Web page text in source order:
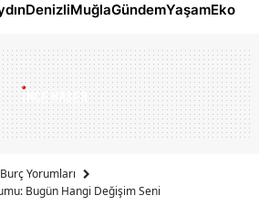
DenizliMuğlaGündemYaşam
Yorumları
Bugün Hangi Değişim Seni